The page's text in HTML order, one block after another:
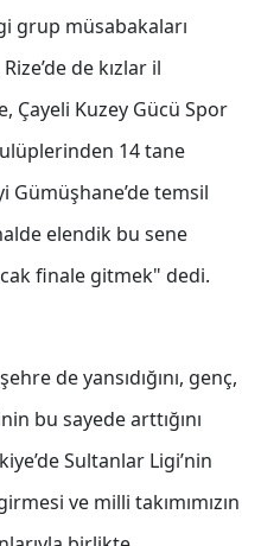
grup müsabakaları
de kızlar il
Çayeli Kuzey Gücü Spor
14 tane
Gümüşhane’de temsil
elendik bu sene
finale gitmek" dedi.
de yansıdığını, genç,
bu sayede arttığını
Sultanlar Ligi’nin
ve milli takımımızın